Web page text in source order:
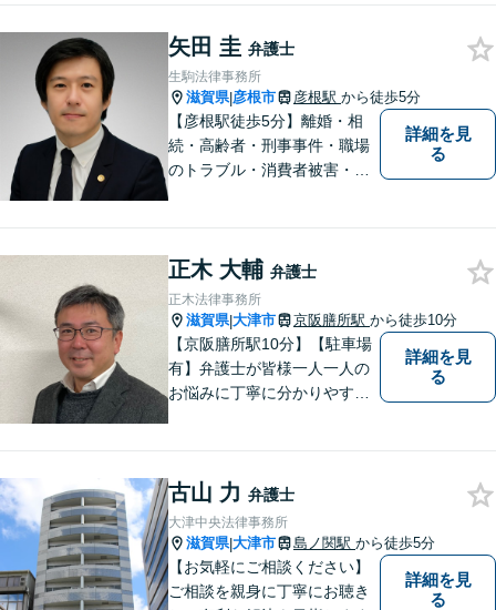
矢田 圭 弁護士
生駒法律事務所
滋賀県|彦根市 彦根駅 から徒歩5分
【彦根駅徒歩5分】離婚・相
続・高齢者・刑事事件・職場
のトラブル・消費者被害・法
詳細を見
る
正木 大輔 弁護士
正木法律事務所
滋賀県|大津市 京阪膳所駅 から徒歩10分
【京阪膳所駅10分】【駐車場
有】弁護士が皆様一人一人の
お悩みに丁寧に分かりやすく
進できることがございます。
どうぞ当事務所にご相談くだ
さい。
詳細を見
る
古山 力 弁護士
大津中央法律事務所
滋賀県|大津市 島ノ関駅 から徒歩5分
【お気軽にご相談ください】
ご相談を親身に丁寧にお聴き
詳細を見
る